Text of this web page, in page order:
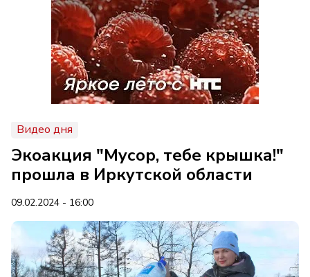
Видео дня
Экоакция "Мусор, тебе крышка!"
прошла в Иркутской области
09.02.2024 - 16:00